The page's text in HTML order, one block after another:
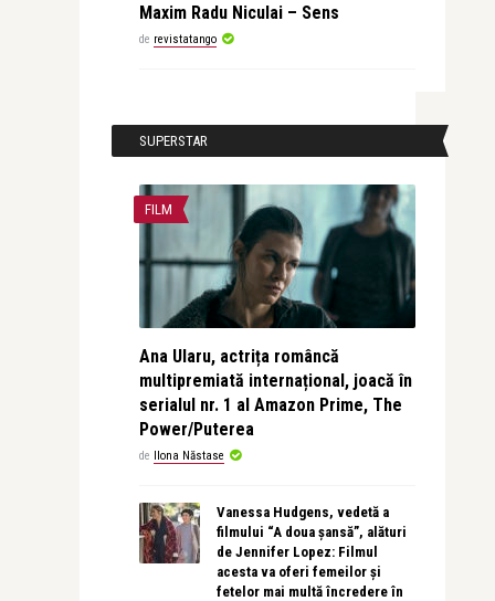
Maxim Radu Niculai – Sens
de revistatango
SUPERSTAR
FILM
Ana Ularu, actrița româncă
multipremiată internațional, joacă în
serialul nr. 1 al Amazon Prime, The
Power/Puterea
de Ilona Năstase
Vanessa Hudgens, vedetă a
filmului “A doua șansă”, alături
de Jennifer Lopez: Filmul
acesta va oferi femeilor și
fetelor mai multă încredere în